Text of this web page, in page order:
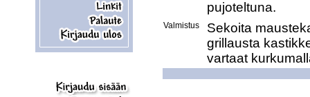
Valmistus
Sekoita
grillausta